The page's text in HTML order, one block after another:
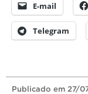
E-mail
Telegram
Publicado em 27/